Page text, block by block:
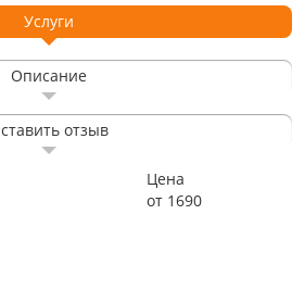
Услуги
Описание
отзыв
Цена
от 1690